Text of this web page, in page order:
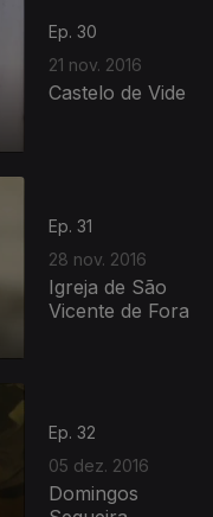
Ep. 30
21 nov. 2016
Castelo de Vide
Ep. 31
28 nov. 2016
Igreja de São
Vicente de Fora
Ep. 32
05 dez. 2016
Domingos